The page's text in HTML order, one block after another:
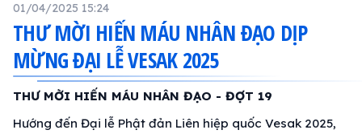
01/04/2025 15:24
THƯ MỜI HIẾN MÁU NHÂN ĐẠO DỊP
MỪNG ĐẠI LỄ VESAK 2025
THƯ MỜI HIẾN MÁU NHÂN ĐẠO - ĐỢT 19
Hướng đến Đại lễ Phật đản Liên hiệp quốc Vesak 2025,